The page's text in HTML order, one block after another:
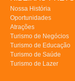
Nossa História
Oportunidades
Atrações
Turismo de Negócios
Turismo de Educação
Turismo de Saúde
Turismo de Lazer